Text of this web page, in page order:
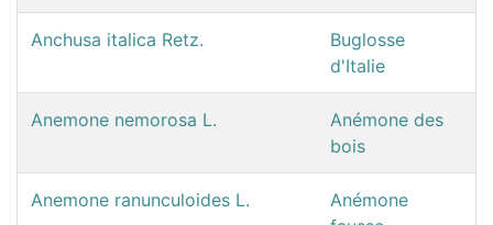
Anchusa italica Retz.
Buglosse
d'Italie
Anemone nemorosa L.
Anémone des
bois
Anemone ranunculoides L.
Anémone